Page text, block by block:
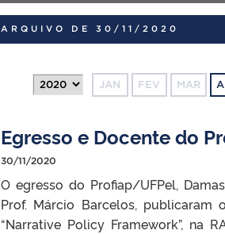
ARQUIVO DE 30/11/2020
JAN FEV MAR
Egresso e Docente do
30/11/2020
O egresso do Profiap/UFPel,
Prof. Márcio Barcelos,
“Narrative Policy Framework”, na